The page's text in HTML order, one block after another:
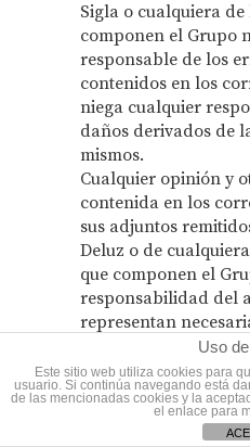
Sigla o cualquiera de
componen el Grupo
responsable de los
contenidos en los
niega cualquier
daños derivados de
mismos.
Cualquier opinión y
contenida en los
sus adjuntos
Deluz o de
que componen el
responsabilidad del
representan
Grupo por lo que las
confirmadas por
el remitente para
1.14. Legislación y
Uso
Este sitio web utiliza cookies para
usuario. Si continúa navegando está
de las mencionadas cookies y la
el enlace para